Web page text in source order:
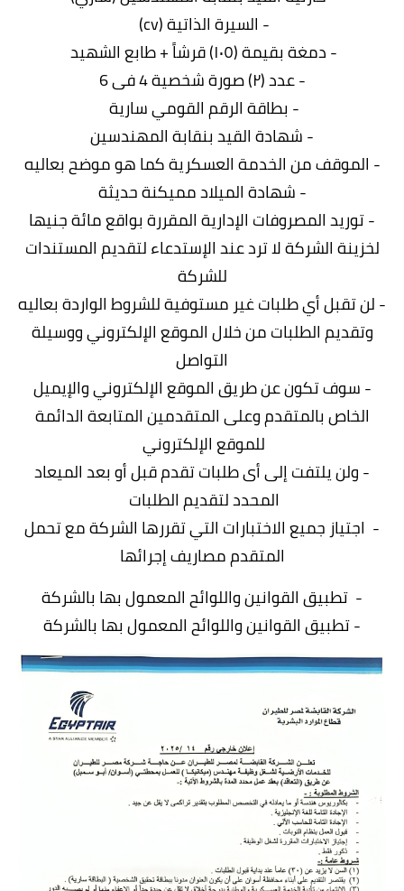
- السيرة الذاتية (cv)
- دمغة بقيمة (١٠٥) قرشاً + طابع الشهيد
- عدد (۲) صورة شخصية 4 فى 6
- بطاقة الرقم القومي سارية
- شهادة القيد بنقابة المهندسين
- الموقف من الخدمة العسكرية كما هو موضح بعاليه
- شهادة الميلاد مميكنة حديثة
- توريد المصروفات الإدارية المقررة بواقع مائة جنيها
لخزينة الشركة لا ترد عند الإستدعاء لتقديم المستندات
للشركة
- لن تقبل أي طلبات غير مستوفية للشروط الواردة بعاليه
وتقديم الطلبات من خلال الموقع الإلكتروني ووسيلة
التواصل
- سوف تكون عن طريق الموقع الإلكتروني والإيميل
الخاص بالمتقدم وعلى المتقدمين المتابعة الدائمة
للموقع الإلكتروني
- ولن يلتفت إلى أى طلبات تقدم قبل أو بعد الميعاد
المحدد لتقديم الطلبات
- اجتياز جميع الاختبارات التي تقررها الشركة مع تحمل
المتقدم مصاريف إجرائها
- تطبيق القوانين واللوائح المعمول بها بالشركة
- تطبيق القوانين واللوائح المعمول بها بالشركة